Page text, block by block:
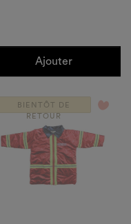
Ajouter
BIENTÔT DE
RETOUR
favorite_border